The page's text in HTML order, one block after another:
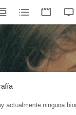
actualmente ninguna